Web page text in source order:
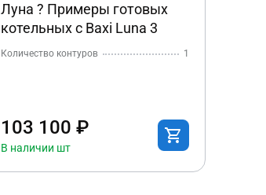
Луна ? Примеры готовых
котельных с Baxi Luna 3
Количество контуров 1
103 100 ₽
В наличии шт